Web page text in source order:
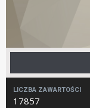
LICZBA ZAWARTOŚCI
17857